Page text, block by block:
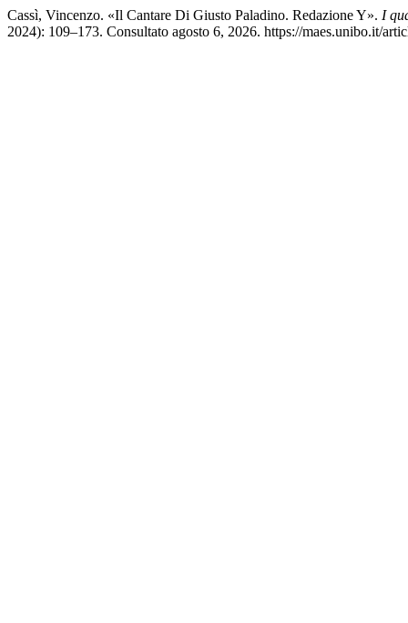
Cassì, Vincenzo. «Il Cantare Di Giusto Paladino. Redazione Y». I
2024): 109–173. Consultato agosto 6, 2026. https://maes.unibo.it/